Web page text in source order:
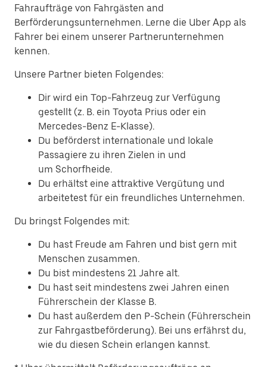
Fahraufträge von Fahrgästen and
Berförderungsunternehmen. Lerne die Uber App als
Fahrer bei einem unserer Partnerunternehmen
kennen.
Unsere Partner bieten Folgendes:
Dir wird ein Top-Fahrzeug zur Verfügung
gestellt (z. B. ein Toyota Prius oder ein
Mercedes-Benz E-Klasse).
Du beförderst internationale und lokale
Passagiere zu ihren Zielen in und
um Schorfheide.
Du erhältst eine attraktive Vergütung und
arbeitetest für ein freundliches Unternehmen.
Du bringst Folgendes mit:
Du hast Freude am Fahren und bist gern mit
Menschen zusammen.
Du bist mindestens 21 Jahre alt.
Du hast seit mindestens zwei Jahren einen
Führerschein der Klasse B.
Du hast außerdem den P-Schein (Führerschein
zur Fahrgastbeförderung). Bei uns erfährst du,
wie du diesen Schein erlangen kannst.